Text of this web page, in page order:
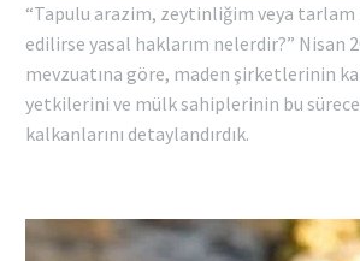
“Tapulu arazim, zeytinliğim veya tarlam
edilirse yasal haklarım nelerdir?” Nisan
mevzuatına göre, maden şirketlerinin
yetkilerini ve mülk sahiplerinin bu sürece
kalkanlarını detaylandırdık.